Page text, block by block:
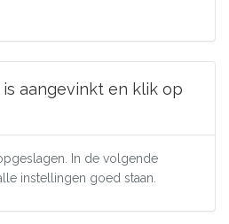
aangevinkt en klik op
In de volgende
instellingen goed staan.